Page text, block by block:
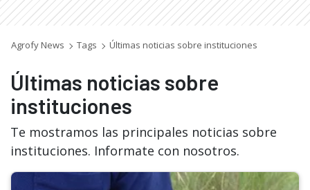
Agrofy News Tags Últimas noticias sobre instituciones
Últimas noticias sobre
instituciones
Te mostramos las principales noticias sobre
instituciones. Informate con nosotros.